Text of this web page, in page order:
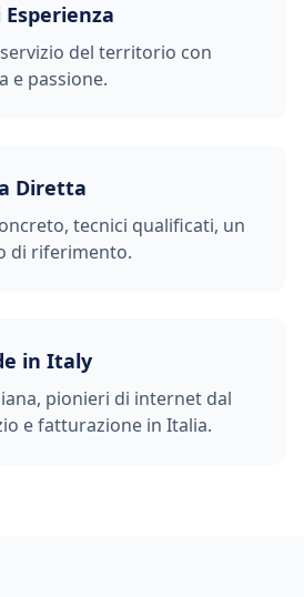
servizio del territorio con
e passione.
Diretta
tecnici qualificati, un
di riferimento.
in Italy
pionieri di internet dal
e fatturazione in Italia.